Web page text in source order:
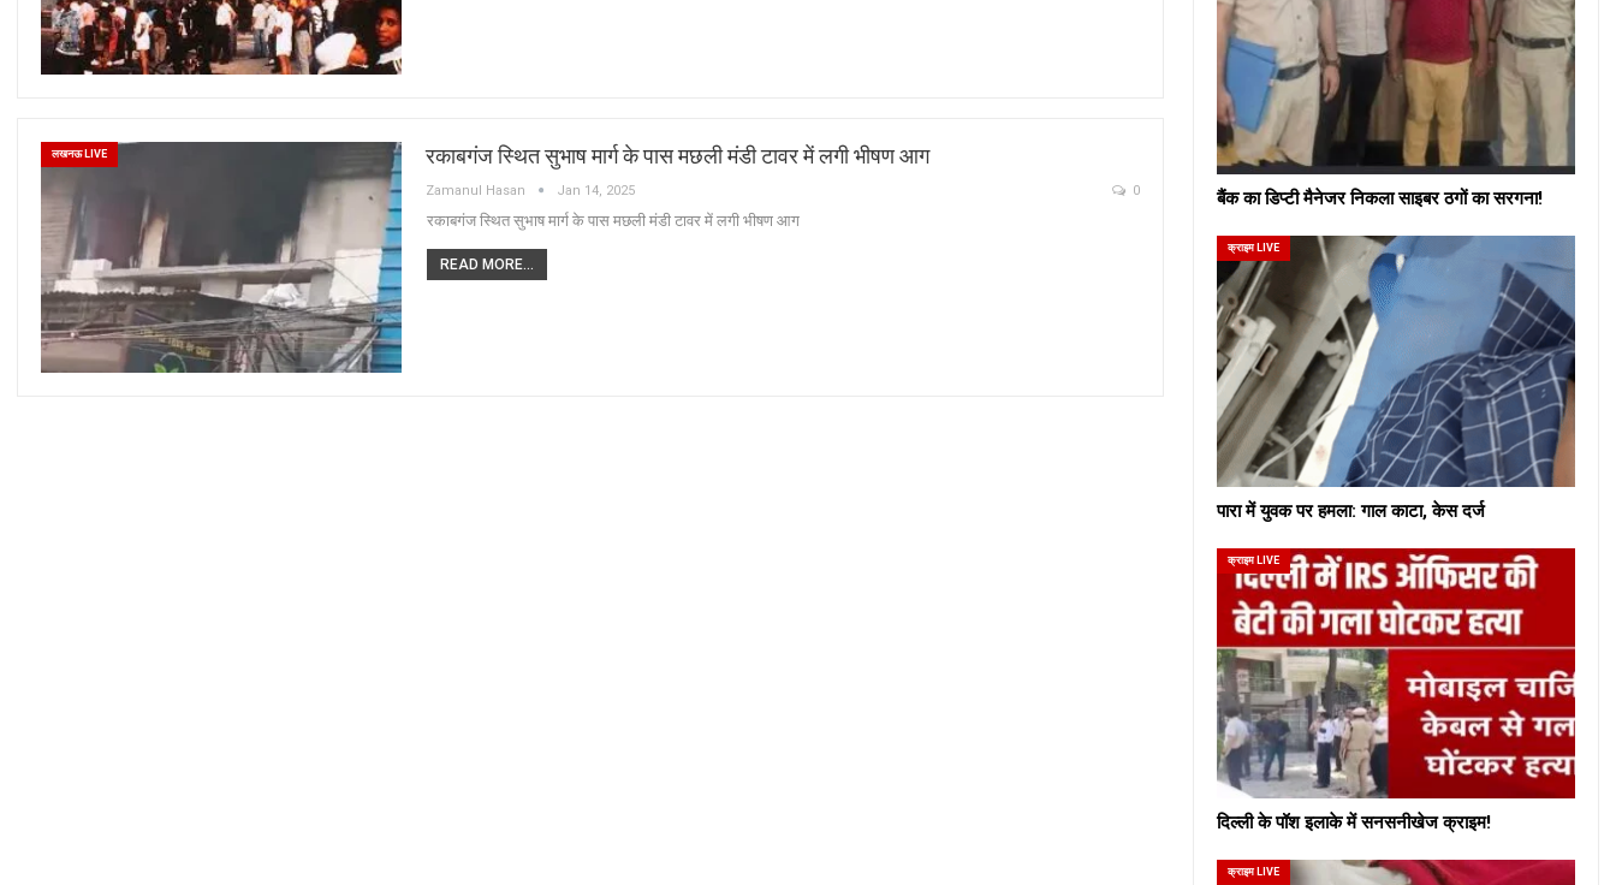
लखनऊ LIVE रकाबगंज स्थित सुभाष मार्ग के पास मछली मंडी टावर में लगी भीषण आग
Zamanul Hasan Jan 14, 2025 0
रकाबगंज स्थित सुभाष मार्ग के पास मछली मंडी टावर में लगी भीषण आग
READ MORE...
बैंक का डिप्टी मैनेजर निकला साइबर ठगों का सरगना!
क्राइम LIVE
पारा में युवक पर हमला: गाल काटा, केस दर्ज
क्राइम LIVE
दिल्ली के पॉश इलाके में सनसनीखेज क्राइम!
क्राइम LIVE